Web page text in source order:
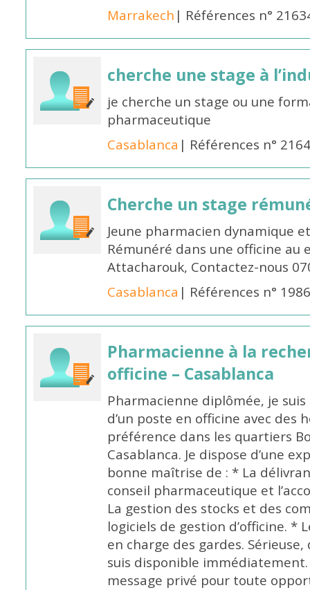
Marrakech | Références n°
cherche une stage à
je cherche un stage ou une
pharmaceutique
Casablanca | Références n°
Cherche un stage
Jeune pharmacien dynamique
Rémunéré dans une officine au
Attacharouk, Contactez-nous
Casablanca | Références n°
Pharmacienne à la
officine – Casablanca
Pharmacienne diplômée, je
d’un poste en officine avec des
préférence dans les quartiers
Casablanca. Je dispose d’une
bonne maîtrise de : * La
conseil pharmaceutique et
La gestion des stocks et des
logiciels de gestion d’officine. *
en charge des gardes.
suis disponible
message privé pour toute